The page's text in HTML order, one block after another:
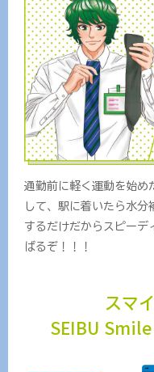
通勤前に軽く運動を始め
して、駅に着いたら水
するだけだからスピーデ
ばるぞ！！！
スマ
SEIBU